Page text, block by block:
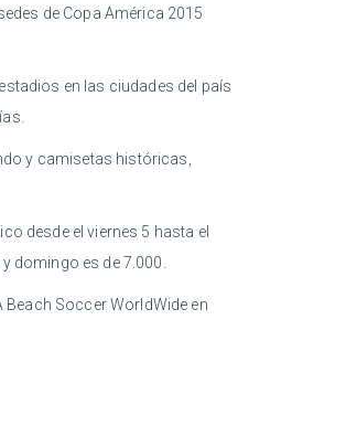
de Copa América 2015
en las ciudades del país
y camisetas históricas,
desde el viernes 5 hasta el
domingo es de 7.000.
Beach Soccer WorldWide en